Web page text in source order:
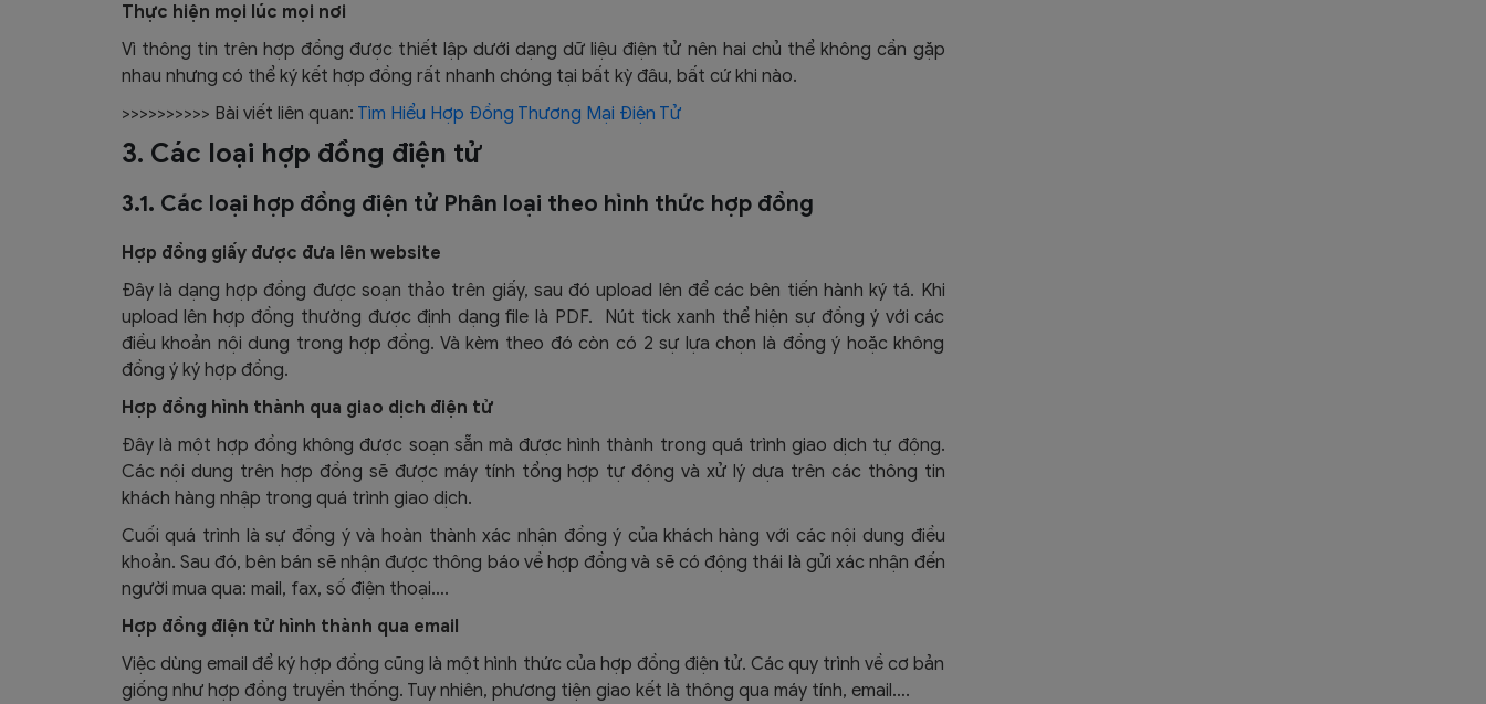
Thực hiện mọi lúc mọi nơi
Vì thông tin trên hợp đồng được thiết lập dưới dạng dữ liệu điện tử nên hai chủ thể không cần gặp
nhau nhưng có thể ký kết hợp đồng rất nhanh chóng tại bất kỳ đâu, bất cứ khi nào.
>>>>>>>>>> Bài viết liên quan: Tìm Hiểu Hợp Đồng Thương Mại Điện Tử
3. Các loại hợp đồng điện tử
3.1. Các loại hợp đồng điện tử Phân loại theo hình thức hợp đồng
Hợp đồng giấy được đưa lên website
Đây là dạng hợp đồng được soạn thảo trên giấy, sau đó upload lên để các bên tiến hành ký tá. Khi
upload lên hợp đồng thường được định dạng file là PDF. Nút tick xanh thể hiện sự đồng ý với các
điều khoản nội dung trong hợp đồng. Và kèm theo đó còn có 2 sự lựa chọn là đồng ý hoặc không
đồng ý ký hợp đồng.
Hợp đồng hình thành qua giao dịch điện tử
Đây là một hợp đồng không được soạn sẵn mà được hình thành trong quá trình giao dịch tự động.
Các nội dung trên hợp đồng sẽ được máy tính tổng hợp tự động và xử lý dựa trên các thông tin
khách hàng nhập trong quá trình giao dịch.
Cuối quá trình là sự đồng ý và hoàn thành xác nhận đồng ý của khách hàng với các nội dung điều
khoản. Sau đó, bên bán sẽ nhận được thông báo về hợp đồng và sẽ có động thái là gửi xác nhận đến
người mua qua: mail, fax, số điện thoại….
Hợp đồng điện tử hình thành qua email
Việc dùng email để ký hợp đồng cũng là một hình thức của hợp đồng điện tử. Các quy trình về cơ bản
giống như hợp đồng truyền thống. Tuy nhiên, phương tiện giao kết là thông qua máy tính, email….